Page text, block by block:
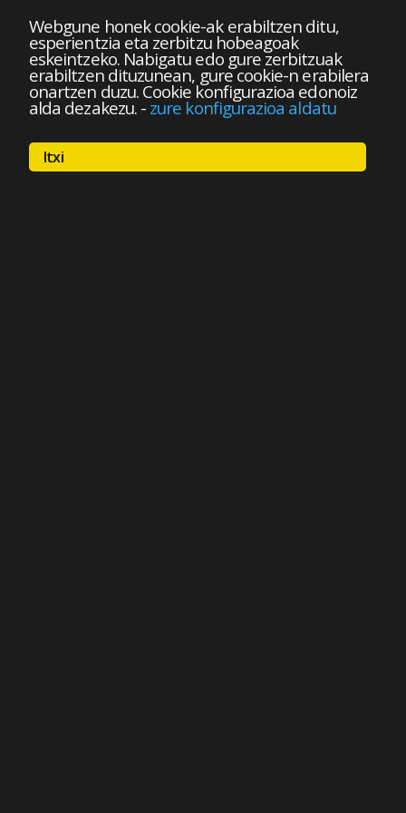
Webgune honek cookie-ak erabiltzen ditu,
esperientzia eta zerbitzu hobeagoak
eskeintzeko. Nabigatu edo gure zerbitzuak
erabiltzen dituzunean, gure cookie-n erabilera
onartzen duzu. Cookie konfigurazioa edonoiz
alda dezakezu.- zure konfigurazioa aldatu
Itxi